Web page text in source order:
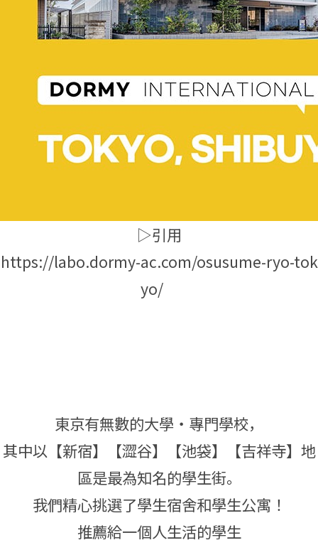
▷引用
https://labo.dormy-ac.com/osusume-ryo-tok
yo/
東京有無數的大學・專門學校，
其中以【新宿】【澀谷】【池袋】【吉祥寺】地
區是最為知名的學生街。
我們精心挑選了學生宿舍和學生公寓！
推薦給一個人生活的學生